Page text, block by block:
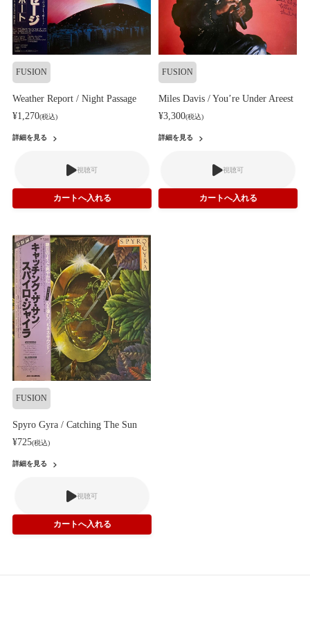
FUSION
Weather Report / Night Passage
¥1,270(税込)
詳細を見る
視聴可
FUSION
Miles Davis / You’re Under Areest
¥3,300(税込)
詳細を見る
視聴可
FUSION
Spyro Gyra / Catching The Sun
¥725(税込)
詳細を見る
視聴可